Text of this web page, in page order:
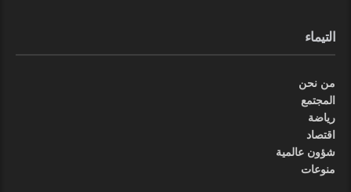
التيماء
من نحن
المجتمع
رياضة
اقتصاد
شؤون عالمية
منوعات